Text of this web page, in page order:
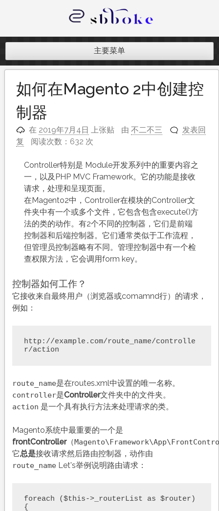
内
记录跨境电商独立站开发遇到的点点
主要菜单
如何在Magento 2中创建控
制器
在 2019年7月4日 上张贴 由 不二不三
发表回
复
阅读次数：632 次
Controller特别是 Module开发系列中的重要内容之
一，以及PHP MVC Framework。它的功能是接收
请求，处理和呈现页面。
在Magento2中，Controller在模块的Controller文
件夹中有一个或多个文件，它包含包含execute()方
法的类的动作。有2个不同的控制器，它们是前端
控制器和后端控制器。它们通常类似于工作流程，
但管理员控制器略有不同。管理控制器中有一个检
查权限方法，它会调用form key。
控制器如何工作？
它接收来自最终用户（浏览器或comamnd行）的请求，
例如：
http://example.com/route_name/controlle
r/action
route_name是在routes.xml中设置的唯一名称。
controller是Controller文件夹中的文件夹。
action 是一个具有执行方法来处理请求的类。
Magento系统中最重要的一个是
frontController（
它总是接收请求然后路由控制器，动作由
route_nameLet's举例说明路由请求：
foreach ($this->_routerList as $router)
{